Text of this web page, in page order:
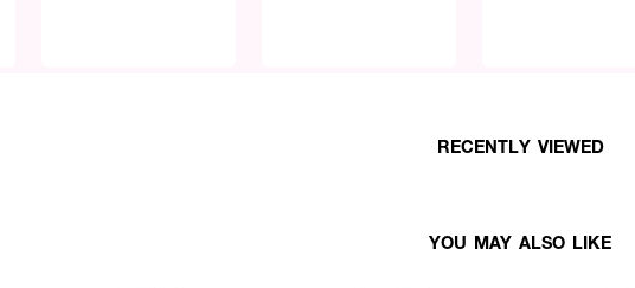
RECENTLY VIEWED
YOU MAY ALSO LIKE